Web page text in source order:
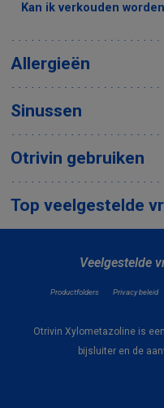
Kan ik verkouden
Allergieën
Sinussen
Otrivin gebruiken
Top veelgestelde
Veelgestelde
Productfolders Privacy beleid
Otrivin Xylometazoline is
bijsluiter en de